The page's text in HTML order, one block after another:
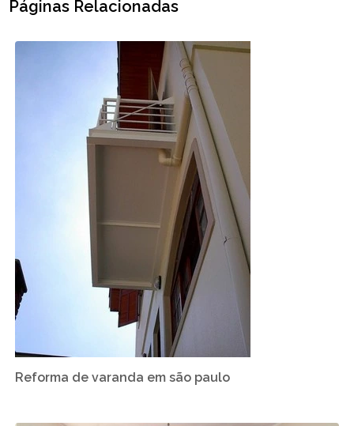
Páginas Relacionadas
Reforma de varanda em são paulo